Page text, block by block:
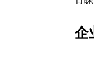
企